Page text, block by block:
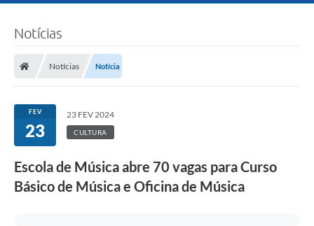
Notícias
Notícias Notícia
FEV
23
23 FEV 2024
CULTURA
Escola de Música abre 70 vagas para Curso
Básico de Música e Oficina de Música